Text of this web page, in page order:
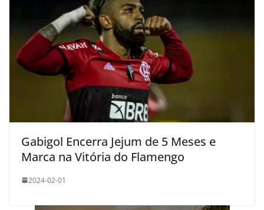
Gabigol Encerra Jejum de 5 Meses e
Marca na Vitória do Flamengo
2024-02-01